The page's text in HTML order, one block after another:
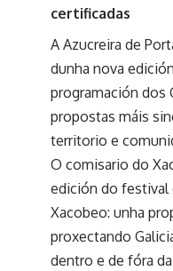
certificadas
A Azucreira de
dunha nova
programación dos
propostas máis
territorio e
O comisario do
edición do festival
Xacobeo: unha
proxectando
dentro e de fóra